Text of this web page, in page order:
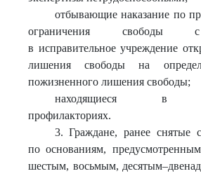
отбывающие наказание по
ограничения свободы с
в исправительное учреждение
лишения свободы на
пожизненного лишения свободы;
находящиеся в
профилакториях.
3. Граждане, ранее снятые
по основаниям,
шестым, восьмым,